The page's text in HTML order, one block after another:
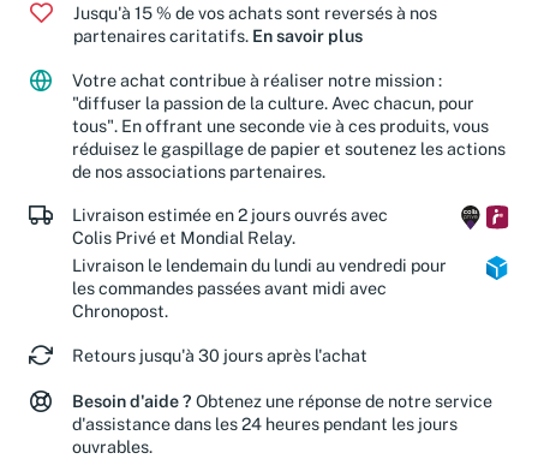
Jusqu'à 15 % de vos achats sont reversés à nos
partenaires caritatifs. En savoir plus
Votre achat contribue à réaliser notre mission :
"diffuser la passion de la culture. Avec chacun, pour
tous". En offrant une seconde vie à ces produits, vous
réduisez le gaspillage de papier et soutenez les actions
de nos associations partenaires.
Livraison estimée en 2 jours ouvrés avec
Colis Privé et Mondial Relay.
Livraison le lendemain du lundi au vendredi pour
les commandes passées avant midi avec
Chronopost.
Retours jusqu'à 30 jours après l'achat
Besoin d'aide ? Obtenez une réponse de notre service
d'assistance dans les 24 heures pendant les jours
ouvrables.